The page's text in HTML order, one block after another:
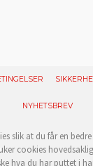
NYHETSBREV
slik at du får en
cookies
hva du har puttet i